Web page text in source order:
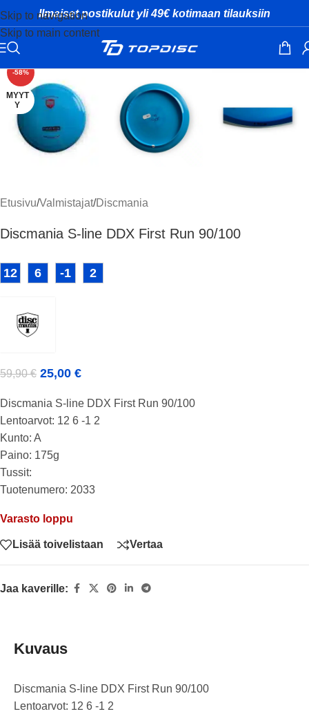
Skip to navigation
Skip to main content
Ilmaiset postikulut yli 49€ kotimaan tilauksiin
-58%
MYYT
Y
Klikkaa suuremmaksi
Etusivu/Valmistajat/Discmania
Discmania S-line DDX First Run 90/100
12 6 -1 2
59,90€ 25,00 €
Discmania S-line DDX First Run 90/100
Lentoarvot: 12 6 -1 2
Kunto: A
Paino: 175g
Tussit:
Tuotenumero: 2033
Varasto loppu
Lisää toivelistaan Vertaa
Jaa kaverille:
Kuvaus
Discmania S-line DDX First Run 90/100
Lentoarvot: 12 6 -1 2